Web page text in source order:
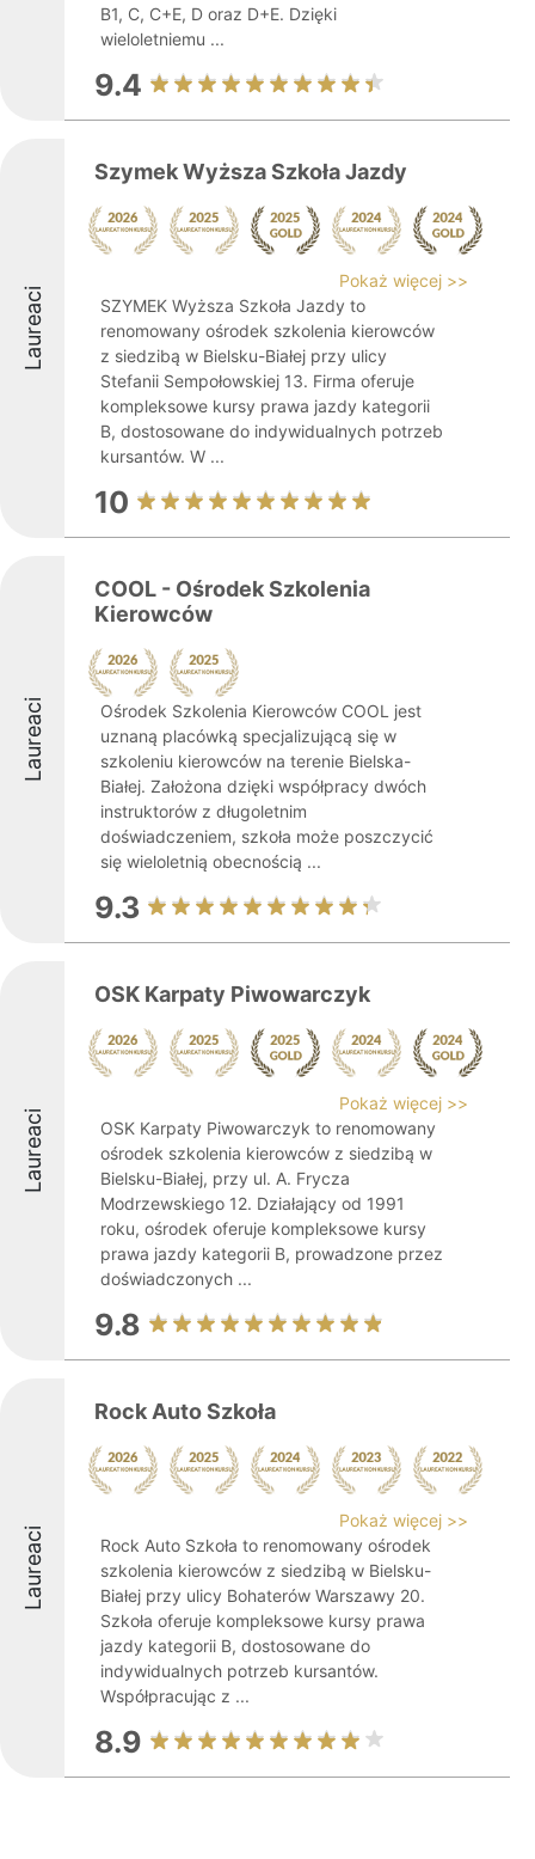
B1, C, C+E, D oraz D+E. Dzięki
wieloletniemu ...
9.4
Laureaci
Szymek Wyższa Szkoła Jazdy
Pokaż więcej >>
SZYMEK Wyższa Szkoła Jazdy to
renomowany ośrodek szkolenia kierowców
z siedzibą w Bielsku-Białej przy ulicy
Stefanii Sempołowskiej 13. Firma oferuje
kompleksowe kursy prawa jazdy kategorii
B, dostosowane do indywidualnych potrzeb
kursantów. W ...
10
Laureaci
COOL - Ośrodek Szkolenia
Kierowców
Ośrodek Szkolenia Kierowców COOL jest
uznaną placówką specjalizującą się w
szkoleniu kierowców na terenie Bielska-
Białej. Założona dzięki współpracy dwóch
instruktorów z długoletnim
doświadczeniem, szkoła może poszczycić
się wieloletnią obecnością ...
9.3
Laureaci
OSK Karpaty Piwowarczyk
Pokaż więcej >>
OSK Karpaty Piwowarczyk to renomowany
ośrodek szkolenia kierowców z siedzibą w
Bielsku-Białej, przy ul. A. Frycza
Modrzewskiego 12. Działający od 1991
roku, ośrodek oferuje kompleksowe kursy
prawa jazdy kategorii B, prowadzone przez
doświadczonych ...
9.8
Laureaci
Rock Auto Szkoła
Pokaż więcej >>
Rock Auto Szkoła to renomowany ośrodek
szkolenia kierowców z siedzibą w Bielsku-
Białej przy ulicy Bohaterów Warszawy 20.
Szkoła oferuje kompleksowe kursy prawa
jazdy kategorii B, dostosowane do
indywidualnych potrzeb kursantów.
Współpracując z ...
8.9